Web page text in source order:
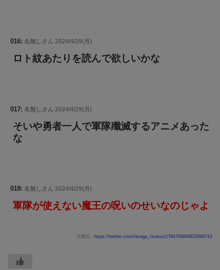
016: 名無しさん 2024/4/29(月)
ロト紋あたりを読んで欲しいかな
017: 名無しさん 2024/4/29(月)
そいや勇者一人で軍隊殲滅するアニメあった
な
018: 名無しさん 2024/4/29(月)
軍隊が使えない魔王の呪いのせいなのじゃよ
引用元： https://twitter.com/favoga_/status/1784706909833998743